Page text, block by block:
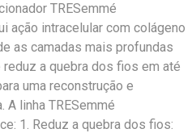
TRESemmé
ação intracelular com colágeno
as camadas mais profundas
a quebra dos fios em até
uma reconstrução e
A linha TRESemmé
1. Reduz a quebra dos fios: